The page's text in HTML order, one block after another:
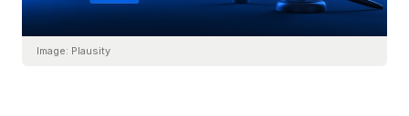
Image: Plausity